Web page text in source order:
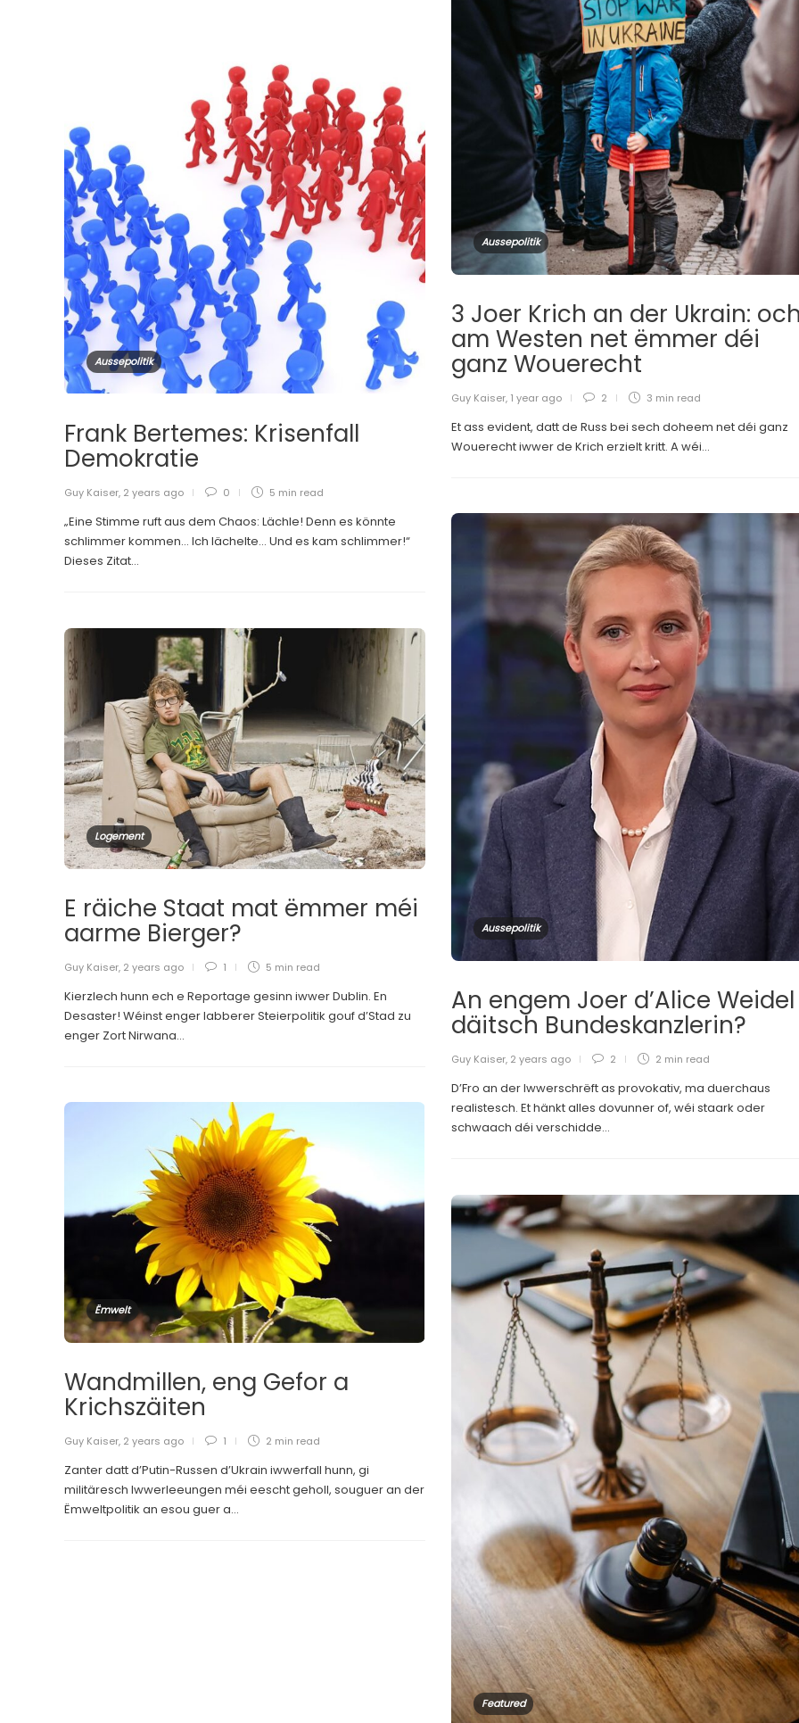
Aussepolitik
3 Joer Krich an der Ukrain:
am Westen net ëmmer déi
ganz Wouerecht
Guy Kaiser, 1 year ago 2 3 min read
Et ass evident, datt de Russ bei sech doheem net déi ganz
Wouerecht iwwer de Krich erzielt kritt. A wéi...
Aussepolitik
Frank Bertemes: Krisenfall
Demokratie
Guy Kaiser, 2 years ago 0 5 min read
„Eine Stimme ruft aus dem Chaos: Lächle! Denn es könnte
schlimmer kommen… Ich lächelte… Und es kam schlimmer!“
Dieses Zitat...
Aussepolitik
An engem Joer d’Alice Weidel
däitsch Bundeskanzlerin?
Guy Kaiser, 2 years ago 2 2 min read
D’Fro an der Iwwerschrëft as provokativ, ma duerchaus
realistesch. Et hänkt alles dovunner of, wéi staark oder
schwaach déi verschidde...
Logement
E räiche Staat mat ëmmer méi
aarme Bierger?
Guy Kaiser, 2 years ago 1 5 min read
Kierzlech hunn ech e Reportage gesinn iwwer Dublin. En
Desaster! Wéinst enger labberer Steierpolitik gouf d’Stad zu
enger Zort Nirwana...
Ëmwelt
Wandmillen, eng Gefor a
Krichszäiten
Guy Kaiser, 2 years ago 1 2 min read
Zanter datt d’Putin-Russen d’Ukrain iwwerfall hunn, gi
militäresch Iwwerleeungen méi eescht geholl, souguer an der
Ëmweltpolitik an esou guer a...
Featured